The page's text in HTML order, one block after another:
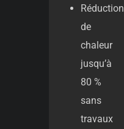
Réduction
de
chaleur
jusqu’à
80 %
sans
travaux